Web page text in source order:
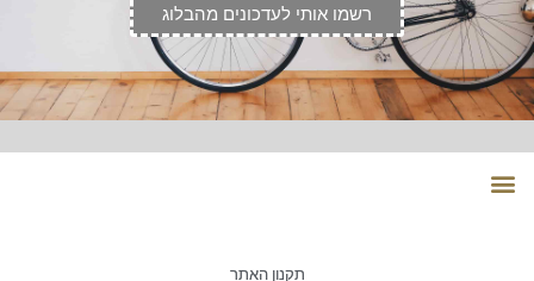
רשמו אותי לעדכונים מהבלוג
תקנון האתר